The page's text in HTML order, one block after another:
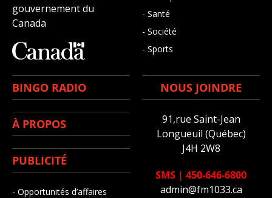
gouvernement du
Canada
- Santé
- Société
- Sports
BINGO RADIO
À PROPOS
PUBLICITÉ
- Opportunités d’affaires
NOUS JOINDRE
91,rue Saint-Jean
Longueuil (Québec)
J4H 2W8
SMS | 450-646-6800
admin@fm1033.ca